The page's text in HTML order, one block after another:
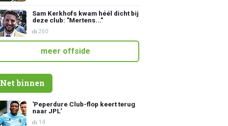
Sam Kerkhofs kwam héél dicht bij
deze club: "Mertens..."
260
meer offside
Net binnen
'Peperdure Club-flop keert terug
naar JPL'
14